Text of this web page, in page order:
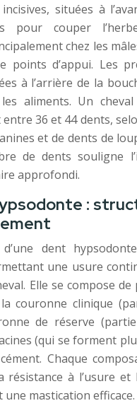
situées à
pour couper
chez les
points d’appui. Les
à l’arrière de la
aliments. Un cheval
36 et 44 dents,
et de dents de
de dents souligne
approfondi.
:
dent
une usure
Elle se compose
couronne clinique
de réserve
(qui se forment
Chaque
résistance à l’usure
mastication efficace.